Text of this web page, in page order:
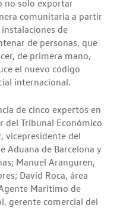
no solo exportar
comunitaria a partir
de
de personas, que
de primera mano,
el nuevo código
internacional.
de cinco expertos en
del Tribunal Económico
vicepresidente del
Aduana de Barcelona y
Manuel Aranguren,
David Roca, área
Marítimo de
gerente comercial del